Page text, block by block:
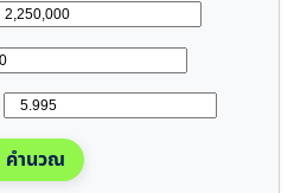
คำนวณ